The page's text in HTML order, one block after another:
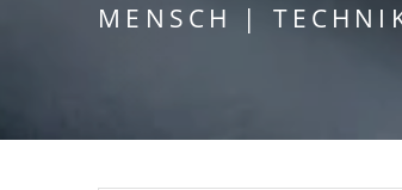
MENSCH |